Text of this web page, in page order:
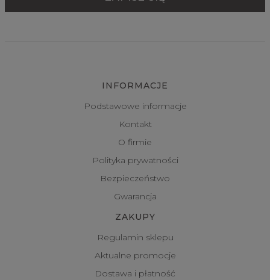
INFORMACJE
Podstawowe informacje
Kontakt
O firmie
Polityka prywatności
Bezpieczeństwo
Gwarancja
ZAKUPY
Regulamin sklepu
Aktualne promocje
Dostawa i płatność